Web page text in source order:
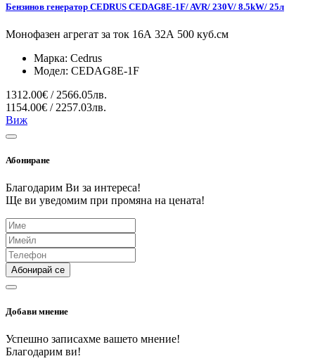
Бензинов генератор CEDRUS CEDAG8E-1F/ AVR/ 230V/ 8.5kW/ 25л
Монофазен агрегат за ток 16А 32А 500 куб.см
Марка: Cedrus
Модел: CEDAG8E-1F
1312.00€ / 2566.05лв.
1154.00€ / 2257.03лв.
Виж
Абониране
Благодарим Ви за интереса!
Ще ви уведомим при промяна на цената!
Абонирай се
Добави мнение
Успешно записахме вашето мнение!
Благодарим ви!